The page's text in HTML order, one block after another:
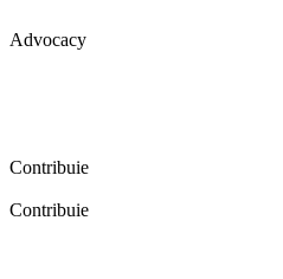
Advocacy
Contribuie
Contribuie